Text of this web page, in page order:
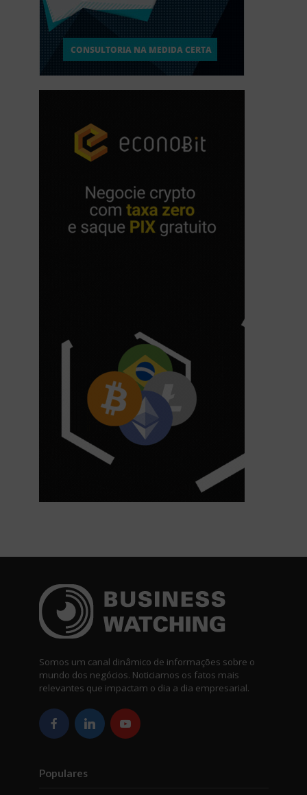
Somos um canal dinâmico de informações sobre o
mundo dos negócios. Noticiamos os fatos mais
relevantes que impactam o dia a dia empresarial.
Populares